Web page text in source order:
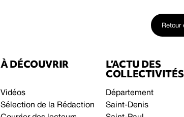
Retour
À DÉCOUVRIR
Vidéos
Sélection de la Rédaction
L’ACTU DES
COLLECTIVITÉS
Département
Saint-Denis